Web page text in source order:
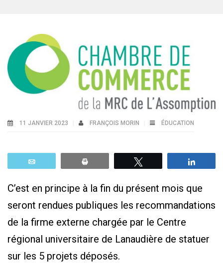
11 JANVIER 2023 FRANÇOIS MORIN ÉDUCATION
C’est en principe à la fin du présent mois que
seront rendues publiques les recommandations
de la firme externe chargée par le Centre
régional universitaire de Lanaudière de statuer
sur les 5 projets déposés.